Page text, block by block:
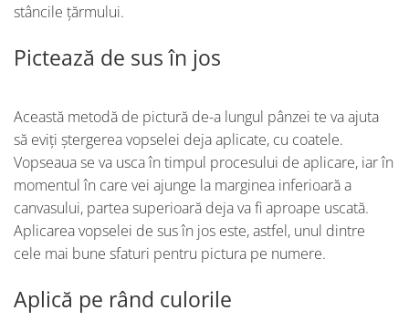
stâncile țărmului.
Pictează de sus în jos
Această metodă de pictură de-a lungul pânzei te va ajuta
să eviți ștergerea vopselei deja aplicate, cu coatele.
Vopseaua se va usca în timpul procesului de aplicare, iar în
momentul în care vei ajunge la marginea inferioară a
canvasului, partea superioară deja va fi aproape uscată.
Aplicarea vopselei de sus în jos este, astfel, unul dintre
cele mai bune sfaturi pentru pictura pe numere.
Aplică pe rând culorile